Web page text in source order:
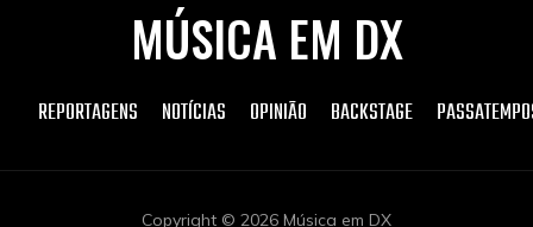
MÚSICA EM DX
REPORTAGENS NOTÍCIAS OPINIÃO BACKSTAGE
Copyright © 2026 Música em DX